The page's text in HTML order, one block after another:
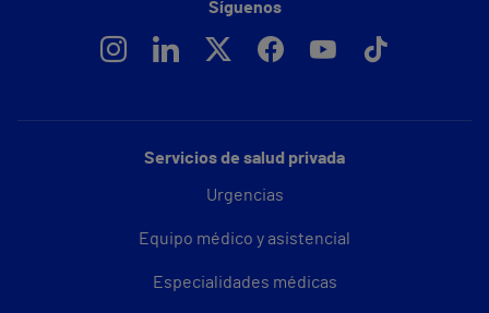
Servicios de salud privada
Urgencias
Equipo médico y asistencial
Especialidades médicas
Síguenos